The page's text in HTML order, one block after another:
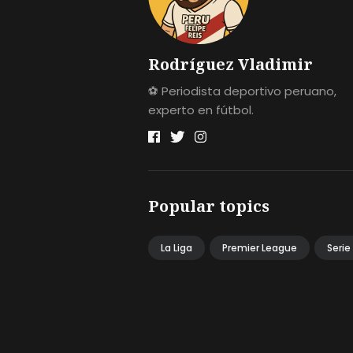
Rodríguez Vladimir
⚽ Periodista deportivo peruano,
experto en fútbol.
Popular topics
La Liga Premier League Serie